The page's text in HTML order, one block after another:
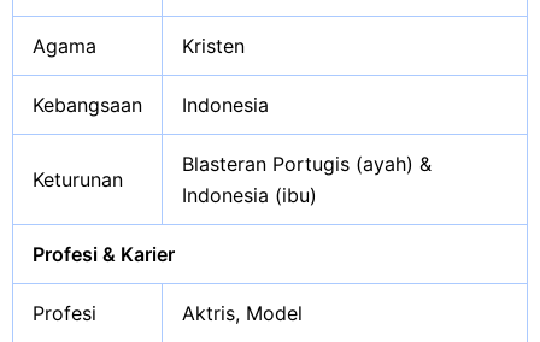
Agama Kristen
Kebangsaan Indonesia
Keturunan
Blasteran Portugis (ayah) &
Indonesia (ibu)
Profesi & Karier
Profesi Aktris, Model